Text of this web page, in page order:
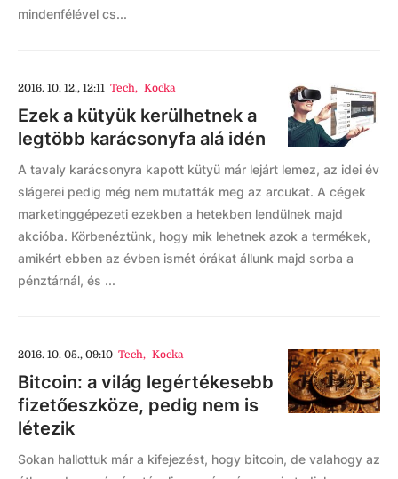
mindenfélével cs...
2016. 10. 12., 12:11 Tech, Kocka
Ezek a kütyük kerülhetnek a
legtöbb karácsonyfa alá idén
A tavaly karácsonyra kapott kütyü már lejárt lemez, az idei év
slágerei pedig még nem mutatták meg az arcukat. A cégek
marketinggépezeti ezekben a hetekben lendülnek majd
akcióba. Körbenéztünk, hogy mik lehetnek azok a termékek,
amikért ebben az évben ismét órákat állunk majd sorba a
pénztárnál, és ...
2016. 10. 05., 09:10 Tech, Kocka
Bitcoin: a világ legértékesebb
fizetőeszköze, pedig nem is
létezik
Sokan hallottuk már a kifejezést, hogy bitcoin, de valahogy az